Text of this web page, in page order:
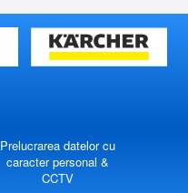
Prelucrarea datelor cu
caracter personal &
CCTV